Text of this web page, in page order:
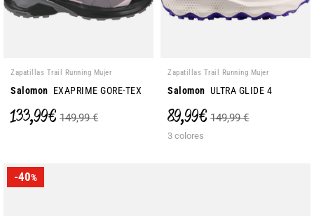
Zapatillas Trail Running Mujer
Salomon EXAPRIME GORE-TEX
133,99 € 149,99 €
Zapatillas Trail Running Mujer
Salomon ULTRA GLIDE 4
89,99 € 149,99 €
3 colores
-40%